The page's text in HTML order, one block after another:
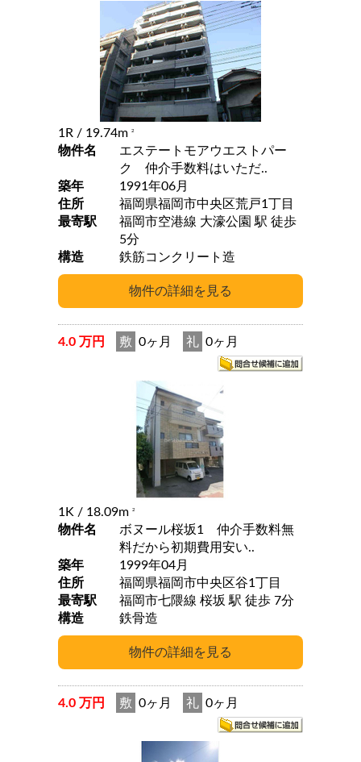
1R / 19.74m 2
物件名
エステートモアウエストパー
ク 仲介手数料はいただ..
築年
1991年06月
住所
福岡県福岡市中央区荒戸1丁目
最寄駅
福岡市空港線 大濠公園 駅 徒歩
5分
構造
鉄筋コンクリート造
4.0 万円 敷 0ヶ月 礼 0ヶ月
1K / 18.09m 2
物件名
ボヌール桜坂1 仲介手数料無
料だから初期費用安い..
築年
1999年04月
住所
福岡県福岡市中央区谷1丁目
最寄駅
福岡市七隈線 桜坂 駅 徒歩 7分
構造
鉄骨造
4.0 万円 敷 0ヶ月 礼 0ヶ月